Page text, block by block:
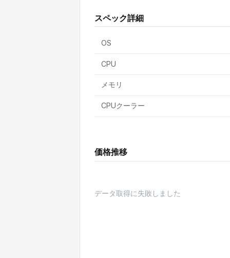
スペック詳細
OS
CPU
メモリ
CPUクーラー
価格推移
データ取得に失敗しました